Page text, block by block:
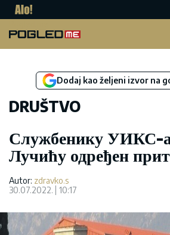
Dodaj kao željeni izvor na
DRUŠTVO
Службенику УИКС-
Лучићу одређен
Autor: zdravko.s
30.07.2022.
10:17